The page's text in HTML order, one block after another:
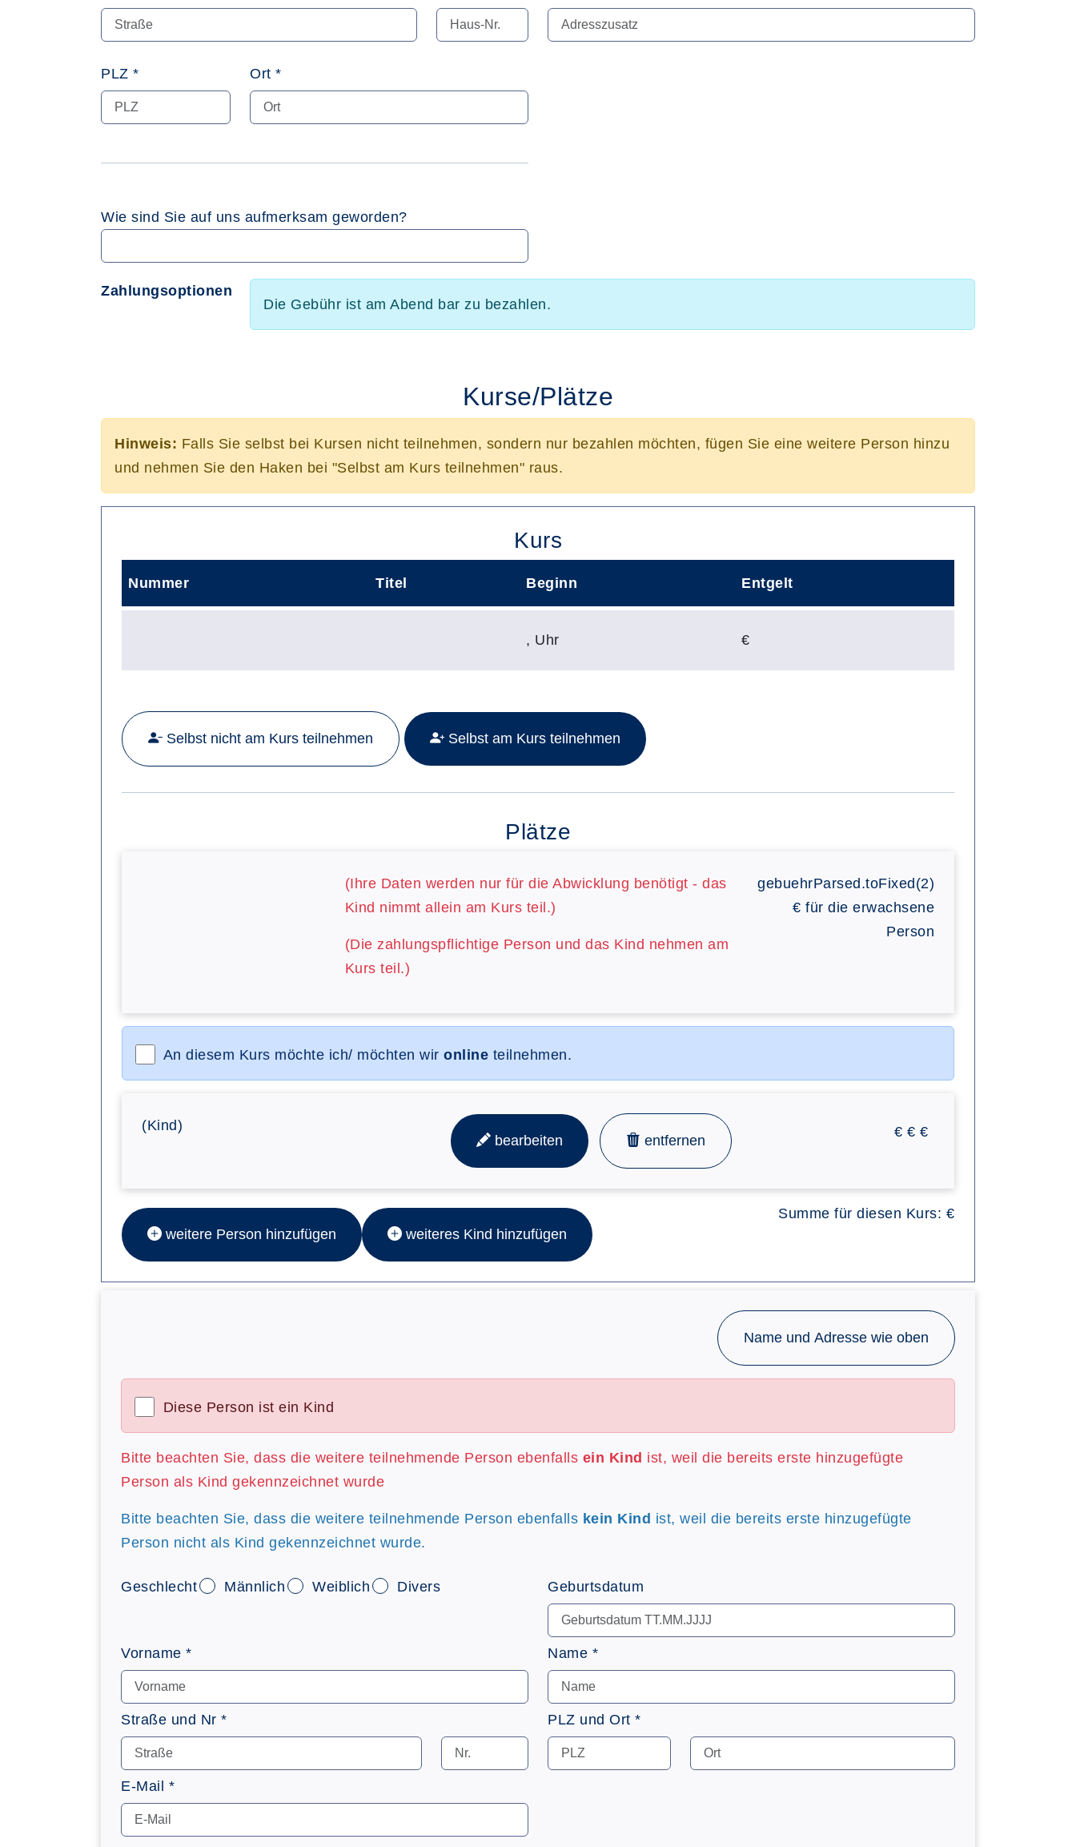
PLZ * Ort *
Wie sind Sie auf uns aufmerksam geworden?
Zahlungsoptionen
Die Gebühr ist am Abend bar zu bezahlen.
Kurse/Plätze
Hinweis: Falls Sie selbst bei Kursen nicht teilnehmen, sondern nur bezahlen möchten, fügen Sie eine weitere Person hinzu
und nehmen Sie den Haken bei "Selbst am Kurs teilnehmen" raus.
Kurs
Nummer Titel Beginn Entgelt
Mehr Details zu folgendem Kurs aufrufen:
, Uhr €
Selbst nicht am Kurs teilnehmen Selbst am Kurs teilnehmen
Plätze
(Ihre Daten werden nur für die Abwicklung benötigt - das
Kind nimmt allein am Kurs teil.)
(Die zahlungspflichtige Person und das Kind nehmen am
Kurs teil.)
gebuehrParsed.toFixed(2)
€ für die erwachsene
Person
An diesem Kurs möchte ich/ möchten wir online teilnehmen.
(Kind)
bearbeiten
entfernen
€ € €
Summe für diesen Kurs: €
weitere Person hinzufügen
weiteres Kind hinzufügen
Name und Adresse wie oben
Diese Person ist ein Kind
Bitte beachten Sie, dass die weitere teilnehmende Person ebenfalls ein Kind ist, weil die bereits erste hinzugefügte
Person als Kind gekennzeichnet wurde
Bitte beachten Sie, dass die weitere teilnehmende Person ebenfalls kein Kind ist, weil die bereits erste hinzugefügte
Person nicht als Kind gekennzeichnet wurde.
Geschlecht Männlich Weiblich Divers Geburtsdatum
Vorname * Name *
Straße und Nr * PLZ und Ort *
E-Mail *